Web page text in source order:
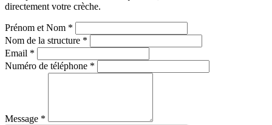
directement votre crèche.
Prénom et Nom *
Nom de la structure *
Email *
Numéro de téléphone *
Message *